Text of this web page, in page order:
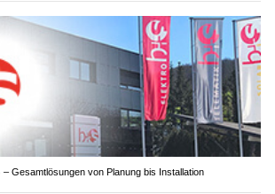
– Gesamtlösungen von Planung bis Installation